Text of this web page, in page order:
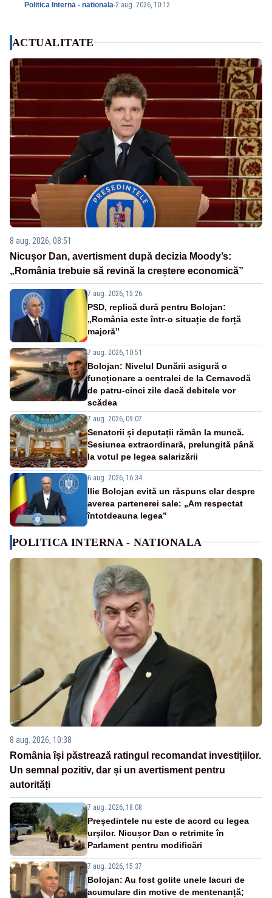
Politica Interna - nationala-2 aug. 2026, 10:12
ACTUALITATE
8 aug. 2026, 08:51
Nicușor Dan, avertisment după decizia Moody’s:
„România trebuie să revină la creștere economică”
7 aug. 2026, 15:26
PSD, replică dură pentru Bolojan:
„România este într-o situație de forță
majoră”
7 aug. 2026, 10:51
Bolojan: Nivelul Dunării asigură o
funcționare a centralei de la Cernavodă
de patru-cinci zile dacă debitele vor
scădea
7 aug. 2026, 09:07
Senatorii și deputații rămân la muncă.
Sesiunea extraordinară, prelungită până
la votul pe legea salarizării
6 aug. 2026, 16:34
Ilie Bolojan evită un răspuns clar despre
averea partenerei sale: „Am respectat
întotdeauna legea”
POLITICA INTERNA - NATIONALA
8 aug. 2026, 10:38
România își păstrează ratingul recomandat investițiilor.
Un semnal pozitiv, dar și un avertisment pentru
autorități
7 aug. 2026, 18:08
Președintele nu este de acord cu legea
urșilor. Nicușor Dan o retrimite în
Parlament pentru modificări
7 aug. 2026, 15:37
Bolojan: Au fost golite unele lacuri de
acumulare din motive de mentenanță;